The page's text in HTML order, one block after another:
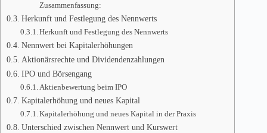
Zusammenfassung:
Herkunft und Festlegung des Nennwerts
Herkunft und Festlegung des Nennwerts
Nennwert bei Kapitalerhöhungen
Aktionärsrechte und Dividendenzahlungen
IPO und Börsengang
Aktienbewertung beim IPO
Kapitalerhöhung und neues Kapital
Kapitalerhöhung und neues Kapital in der Praxis
Unterschied zwischen Nennwert und Kurswert